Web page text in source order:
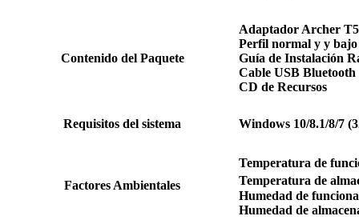
Contenido del Paquete
Adaptador Archer
Perfil normal y y bajo
Guía de Instalación
Cable USB Bluetooth
CD de Recursos
Requisitos del sistema Windows 10/8.1/8/7
Factores Ambientales
Temperatura de
Temperatura de
Humedad de
Humedad de